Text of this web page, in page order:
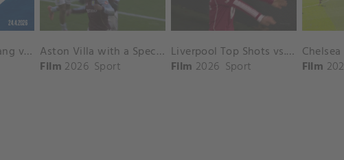
A Panova and Z Yang vs D Schuurs and E Perez Match Highlights - MADRID_Court 8 ( April 24, 2026)
Aston Villa with a Spectacular Goal vs. Nottingham Forest
Film 2026 Sport
Liverpool Top Shots vs. Fulham
Film 2026 Sport
Film